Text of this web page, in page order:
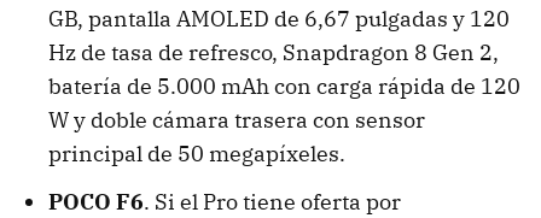
GB, pantalla AMOLED de 6,67 pulgadas y 120
Hz de tasa de refresco, Snapdragon 8 Gen 2,
batería de 5.000 mAh con carga rápida de 120
W y doble cámara trasera con sensor
principal de 50 megapíxeles.
POCO F6. Si el Pro tiene oferta por